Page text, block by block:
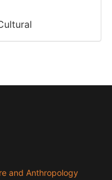
and Anthropology